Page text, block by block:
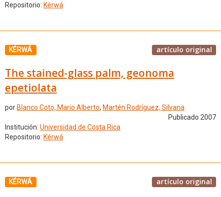
Repositorio: Kérwá
KÉRWÁ artículo original
The stained-glass palm, geonoma
epetiolata
por Blanco Coto, Mario Alberto, Martén Rodríguez, Silvana
Publicado 2007
Institución: Universidad de Costa Rica
Repositorio: Kérwá
KÉRWÁ artículo original